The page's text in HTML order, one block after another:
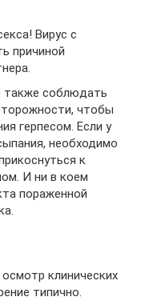
Вирус с
причиной
соблюдать
чтобы
герпесом. Если у
необходимо
к
И ни в коем
пораженной
клинических
типично.